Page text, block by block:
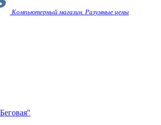
Компьютерный магазин. Разумные цены